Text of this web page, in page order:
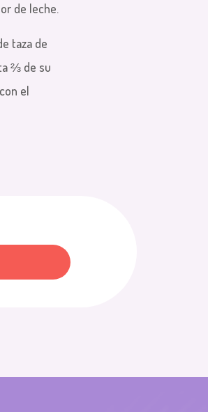
de leche.
taza de
⅔ de su
el